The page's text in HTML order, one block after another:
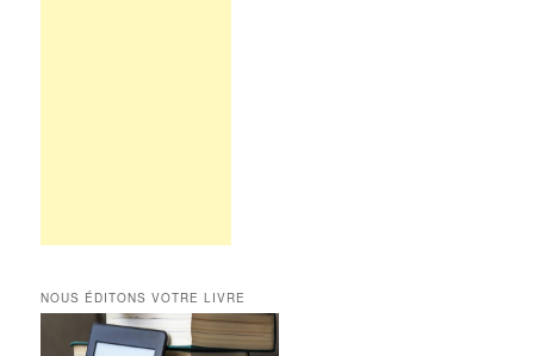
NOUS ÉDITONS VOTRE LIVRE